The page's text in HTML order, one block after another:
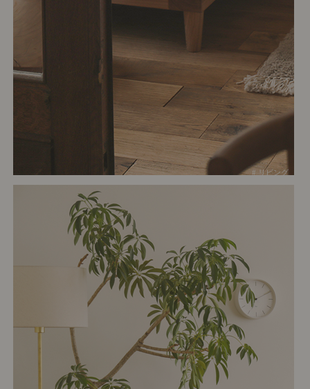
# リビング